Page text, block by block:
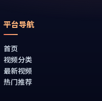
平台导航
首页
视频分类
最新视频
热门推荐